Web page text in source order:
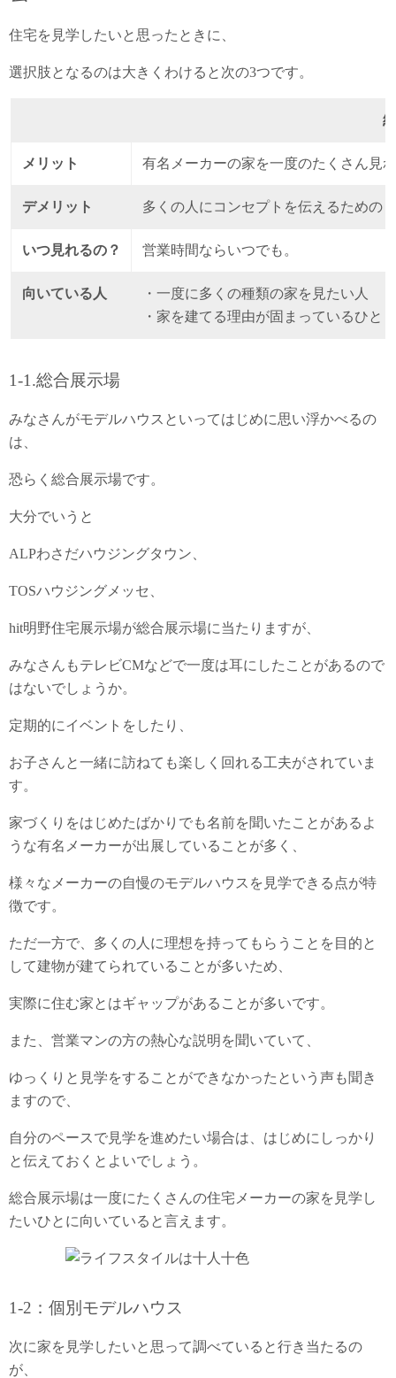
住宅を見学したいと思ったときに、
選択肢となるのは大きくわけると次の3つです。
メリット 有名メーカーの家を一度のたくさん見
デメリット 多くの人にコンセプトを伝えるための
いつ見れるの？ 営業時間ならいつでも。
向いている人
・一度に多くの種類の家を見たい人
・家を建てる理由が固まっているひと
1-1.総合展示場
みなさんがモデルハウスといってはじめに思い浮かべるの
は、
恐らく総合展示場です。
大分でいうと
ALPわさだハウジングタウン、
TOSハウジングメッセ、
hit明野住宅展示場が総合展示場に当たりますが、
みなさんもテレビCMなどで一度は耳にしたことがあるので
はないでしょうか。
定期的にイベントをしたり、
お子さんと一緒に訪ねても楽しく回れる工夫がされていま
す。
家づくりをはじめたばかりでも名前を聞いたことがあるよ
うな有名メーカーが出展していることが多く、
様々なメーカーの自慢のモデルハウスを見学できる点が特
徴です。
ただ一方で、多くの人に理想を持ってもらうことを目的と
して建物が建てられていることが多いため、
実際に住む家とはギャップがあることが多いです。
また、営業マンの方の熱心な説明を聞いていて、
ゆっくりと見学をすることができなかったという声も聞き
ますので、
自分のペースで見学を進めたい場合は、はじめにしっかり
と伝えておくとよいでしょう。
総合展示場は一度にたくさんの住宅メーカーの家を見学し
たいひとに向いていると言えます。
1-2：個別モデルハウス
次に家を見学したいと思って調べていると行き当たるの
が、